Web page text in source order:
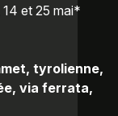
et 25 mai*
tyrolienne,
via ferrata,